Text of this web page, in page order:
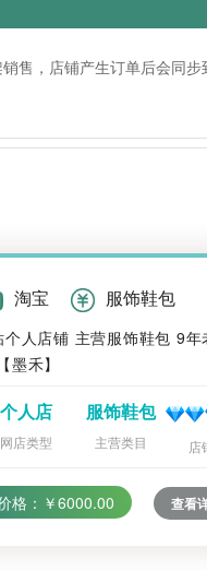
售，店铺产生订单后会同
淘宝 服饰鞋包
个人店铺 主营服饰鞋包 9
墨禾】
个人店
网店类型
服饰鞋包
主营类目 店
格：￥6000.00 查看